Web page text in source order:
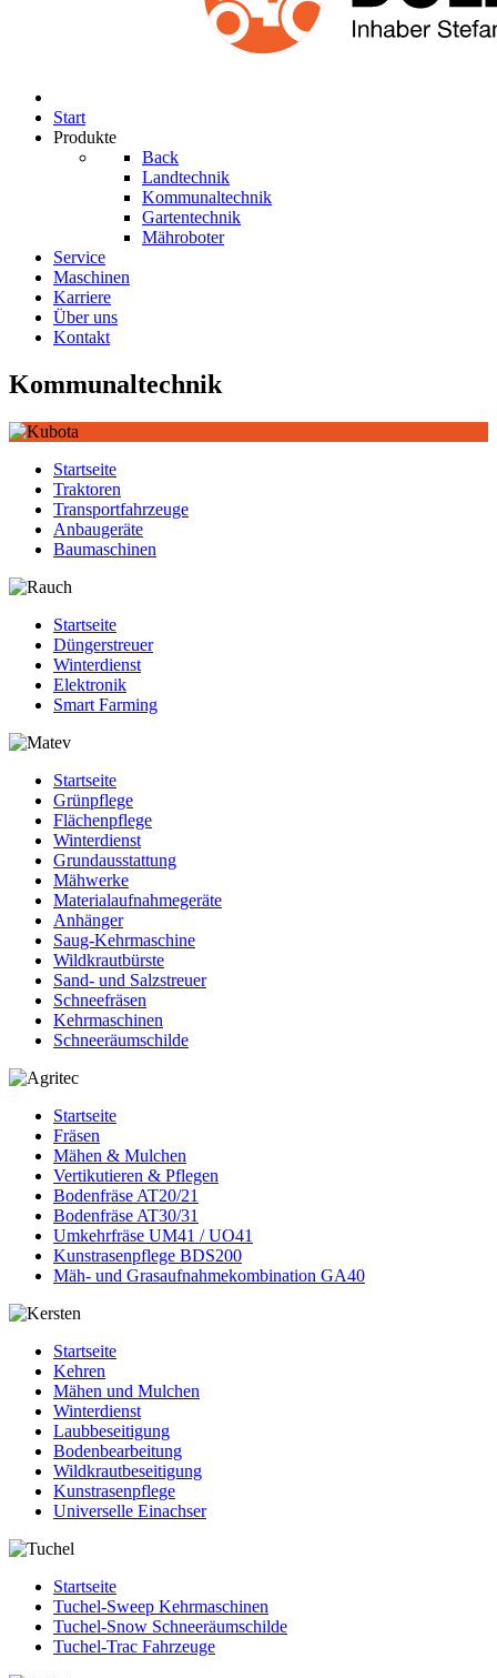
Start
Produkte
Back
Landtechnik
Kommunaltechnik
Gartentechnik
Mähroboter
Service
Maschinen
Karriere
Über uns
Kontakt
Kommunaltechnik
Startseite
Traktoren
Transportfahrzeuge
Anbaugeräte
Baumaschinen
Startseite
Düngerstreuer
Winterdienst
Elektronik
Smart Farming
Startseite
Grünpflege
Flächenpflege
Winterdienst
Grundausstattung
Mähwerke
Materialaufnahmegeräte
Anhänger
Saug-Kehrmaschine
Wildkrautbürste
Sand- und Salzstreuer
Schneefräsen
Kehrmaschinen
Schneeräumschilde
Startseite
Fräsen
Mähen & Mulchen
Vertikutieren & Pflegen
Bodenfräse AT20/21
Bodenfräse AT30/31
Umkehrfräse UM41 / UO41
Kunstrasenpflege BDS200
Mäh- und Grasaufnahmekombination GA40
Startseite
Kehren
Mähen und Mulchen
Winterdienst
Laubbeseitigung
Bodenbearbeitung
Wildkrautbeseitigung
Kunstrasenpflege
Universelle Einachser
Startseite
Tuchel-Sweep Kehrmaschinen
Tuchel-Snow Schneeräumschilde
Tuchel-Trac Fahrzeuge